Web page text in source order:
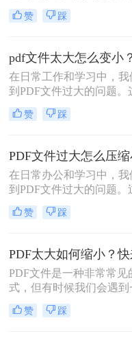
文件太大，上传会受到影
何缩小PDF文件的面积而
了，那么问题来了，该如
用什么工具会比较方便呢
赞 踩
在日常工作和学习中，我
到PDF文件过大的问题。
了宝贵的存储空间，而且
大大减缓，给我们的工作
小难题，本文为大家提供
且实用的方法来减小PDF
小。
赞 踩
在日常办公和学习中，我
到PDF文件过大的问题。
文件不仅占用了大量的存
且在传输和分享时也极为
为了一个重要的需求。本
种常用的方法，帮助你轻
文件。
赞 踩
PDF文件是一种非常常见
式，但有时候我们会遇到
文件太大了。当我们需要
件发送或者在网上上传
赞 踩